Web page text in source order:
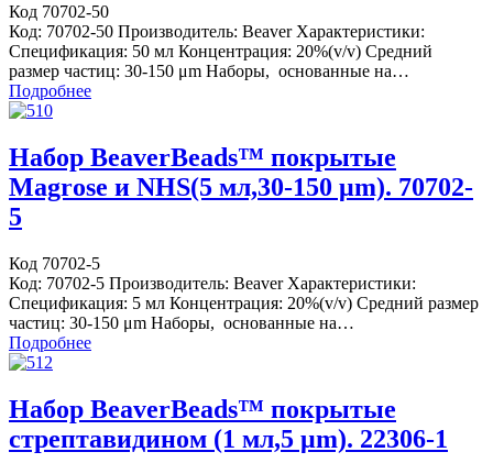
Код 70702-50
Код: 70702-50 Производитель: Beaver Характеристики:
Спецификация: 50 мл Концентрация: 20%(v/v) Средний
размер частиц: 30-150 μm Наборы, основанные на…
Подробнее
Набор BeaverBeads™ покрытые
Magrose и NHS(5 мл,30-150 μm). 70702-
5
Код 70702-5
Код: 70702-5 Производитель: Beaver Характеристики:
Спецификация: 5 мл Концентрация: 20%(v/v) Средний размер
частиц: 30-150 μm Наборы, основанные на…
Подробнее
Набор BeaverBeads™ покрытые
стрептавидином (1 мл,5 μm). 22306-1